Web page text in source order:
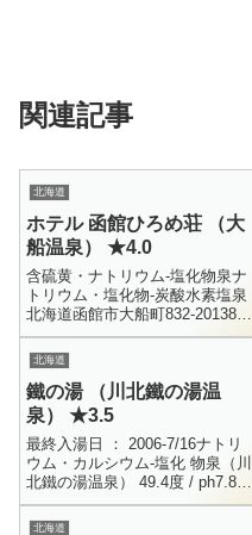
関連記事
北海道
ホテル 函館ひろめ荘 （大
船温泉） ★4.0
含硫黄・ナトリウム-塩化物泉ナ
トリウム・塩化物-炭酸水素塩泉
北海道函館市大船町832-20138-
25-6111男女別内湯・露天風呂大
人 480円、小学生 200円、小学生
未満 1...
北海道
鐵の湯 （川北鐵の湯温
泉） ★3.5
最終入湯日 ： 2006-7/16ナトリ
ウム・カルシウム-塩化 物泉（川
北鐵の湯温泉） 49.4度 / ph7.8 /
58L / 動力Na+ = 3842 / K+ =
24.9...
北海道